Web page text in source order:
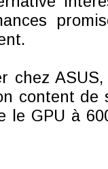
chez
content de
le GPU à